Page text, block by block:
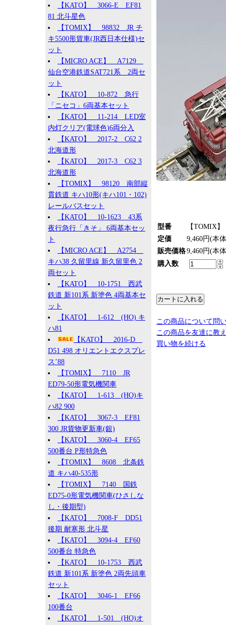
【KATO】 3066-E EF81
81 北斗星色
【TOMIX】 98832 JR チ
キ5500形貨車(JR西日本仕様)セ
ット
【MICRO ACE】 A7129
仙台空港鉄道SAT721系 2両セ
ット
【KATO】 10-872 急行
「ニセコ」6両基本セット
【KATO】 11-214 LED室
内灯クリア(電球色)6両分入
【KATO】 2017-2 C62 2
北海道形
【KATO】 2017-3 C62 3
北海道形
【TOMIX】 98120 南部縦
貫鉄道 キハ10形(キハ101・102)
レールバスセット
【KATO】 10-1623 43系
夜行急行「きそ」 6両基本セッ
ト
【MICRO ACE】 A2754
キハ38 久留里線 新久留里色 2
両セット
【KATO】 10-1751 西武
鉄道 新101系 新塗色 4両基本セ
ット
【KATO】 1-612 (HO) キ
ハ81
【KATO】 2016-D
D51 498 オリエントエクスプレ
ス’88
【TOMIX】 7110 JR
ED79-50形電気機関車
【KATO】 1-613 (HO)キ
ハ82 900
【KATO】 3067-3 EF81
300 JR貨物更新車(銀)
【KATO】 3060-4 EF65
500番台 P形特急色
【TOMIX】 8608 北条鉄
道 キハ40-535形
【TOMIX】 7140 国鉄
ED75-0形電気機関車(ひさしな
し・後期型)
【KATO】 7008-F DD51
後期 耐寒形 北斗星
【KATO】 3094-4 EF60
500番台 特急色
【KATO】 10-1753 西武
鉄道 新101系 新塗色 2両先頭車
セット
【KATO】 3046-1 EF66
100番台
【KATO】 1-501 (HO)オ
型番
【TOMIX
定価
9,460円(本
販売価格9,460円(本
購入数
この商品について問
この商品を友達に教
買い物を続ける